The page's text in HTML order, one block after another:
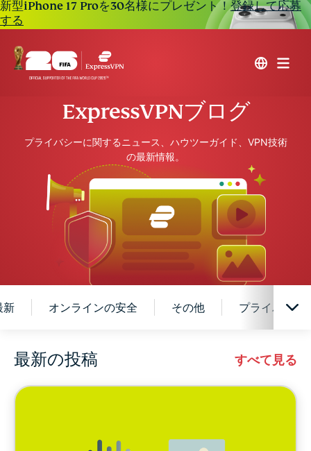
新型iPhone 17 Proを30名様にプレゼント！登録して応募
する
ExpressVPNブログ
プライバシーに関するニュース、ハウツーガイド、VPN技術
の最新情報。
新 オンラインの安全 その他 プライバシー
サイバーセキュリティ
ExpressVPN for Teams
最新の投稿 すべて見る